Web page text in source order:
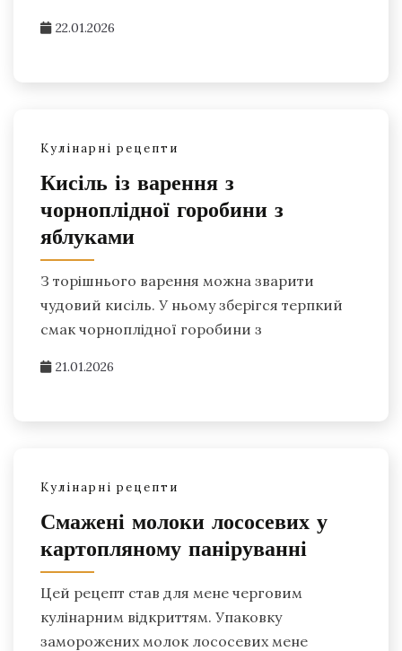
22.01.2026
Кулінарні рецепти
Кисіль із варення з
чорноплідної горобини з
яблуками
З торішнього варення можна зварити
чудовий кисіль. У ньому зберігся терпкий
смак чорноплідної горобини з
21.01.2026
Кулінарні рецепти
Смажені молоки лососевих у
картопляному паніруванні
Цей рецепт став для мене черговим
кулінарним відкриттям. Упаковку
заморожених молок лососевих мене